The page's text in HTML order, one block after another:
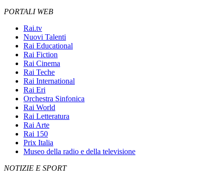
PORTALI WEB
Rai.tv
Nuovi Talenti
Rai Educational
Rai Fiction
Rai Cinema
Rai Teche
Rai International
Rai Eri
Orchestra Sinfonica
Rai World
Rai Letteratura
Rai Arte
Rai 150
Prix Italia
Museo della radio e della televisione
NOTIZIE E SPORT